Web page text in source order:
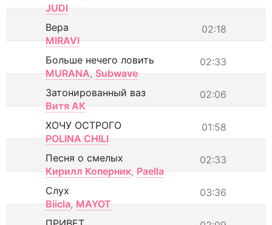
JUDI
02:18
Вера
MIRAVI
02:33
Больше нечего ловить
MURANA, Subwave
02:06
Затонированный ваз
Витя АК
01:58
ХОЧУ ОСТРОГО
POLINA CHILI
02:33
Песня о смелых
Кирилл Коперник, Paella
03:36
Слух
Biicla, MAYOT